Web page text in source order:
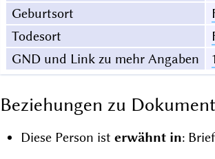
Geburtsort
Todesort
GND und Link zu mehr Angaben
Beziehungen zu
Diese Person ist erwähnt in: